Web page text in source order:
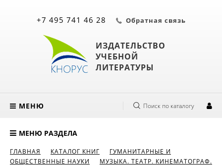
ИЗДАТЕЛЬСТВО
УЧЕБНОЙ
ЛИТЕРАТУРЫ
+7 495 741 46 28 Обратная связь
МЕНЮ Поиск по каталогу
МЕНЮ РАЗДЕЛА
ГЛАВНАЯ КАТАЛОГ КНИГ
ГУМАНИТАРНЫЕ И
ОБЩЕСТВЕННЫЕ НАУКИ
МУЗЫКА. ТЕАТР. КИНЕМАТОГРАФ.